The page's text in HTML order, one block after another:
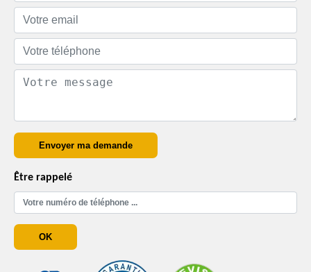
Être rappelé